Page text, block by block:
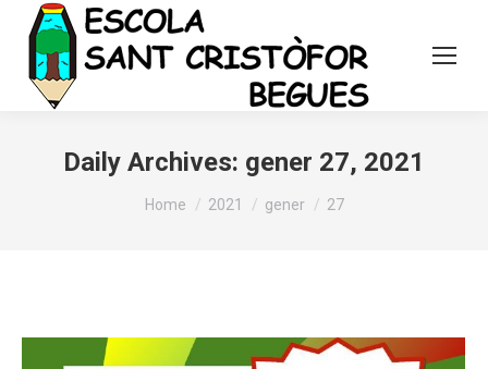
Daily Archives: gener 27, 2021
You are here:
Home 2021 gener 27